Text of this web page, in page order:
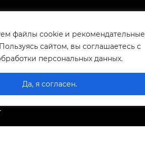
файлы cookie и рекомендательные
сайтом, вы соглашаетесь с
персональных данных.
Да, я согласен.
клиентам